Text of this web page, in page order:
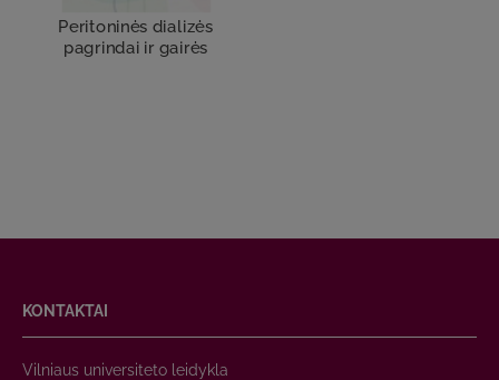
Peritoninės dializės
pagrindai ir gairės
KONTAKTAI
Vilniaus universiteto leidykla